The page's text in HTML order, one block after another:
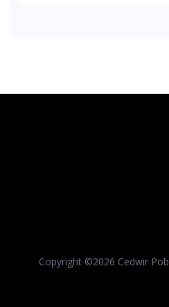
Copyright ©2026 Cedwir